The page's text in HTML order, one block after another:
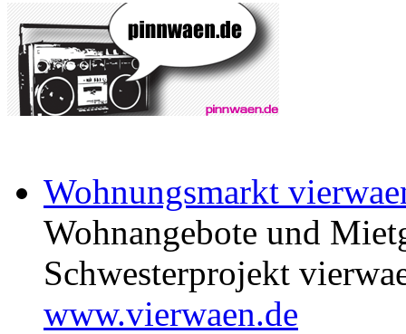
Wohnungsmarkt
Wohnangebote und
Schwesterprojekt
www.vierwaen.de